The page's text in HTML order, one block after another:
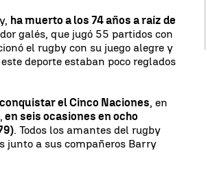
ha muerto a los 74 años a raíz de
galés, que jugó 55 partidos con
el rugby con su juego alegre y
deporte estaban poco reglados
el Cinco Naciones, en
en seis ocasiones en ocho
. Todos los amantes del rugby
junto a sus compañeros Barry